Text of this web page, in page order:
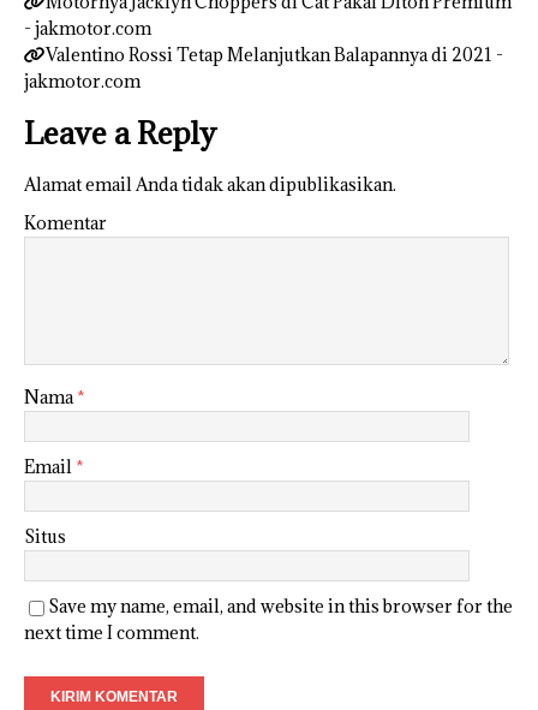
- jakmotor.com
Valentino Rossi Tetap Melanjutkan Balapannya di 2021 -
jakmotor.com
Leave a Reply
Alamat email Anda tidak akan dipublikasikan.
Komentar
Nama*
Email *
Situs
Save my name, email, and website in this browser for the
next time I comment.